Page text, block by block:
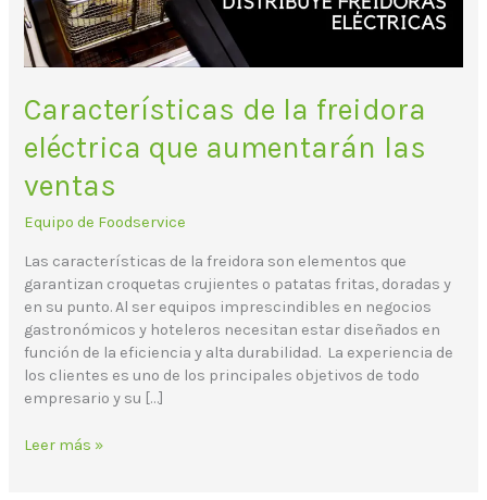
Características de la freidora
eléctrica que aumentarán las
ventas
Equipo de Foodservice
Las características de la freidora son elementos que
garantizan croquetas crujientes o patatas fritas, doradas y
en su punto. Al ser equipos imprescindibles en negocios
gastronómicos y hoteleros necesitan estar diseñados en
función de la eficiencia y alta durabilidad. La experiencia de
los clientes es uno de los principales objetivos de todo
empresario y su […]
ventas
Leer más »